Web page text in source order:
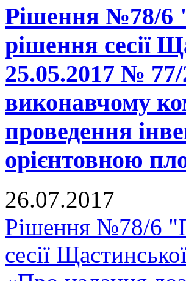
Рішення №78/6
рішення сесії
25.05.2017 №
виконавчому
проведення
орієнтовною
26.07.2017
Рішення №78/6
сесії